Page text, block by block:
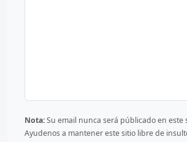
Nota:Su email nunca será públicado en este
Ayudenos a mantener este sitio libre de